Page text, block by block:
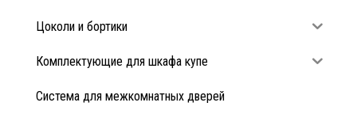
Цоколи и бортики
Комплектующие для шкафа купе
Система для межкомнатных дверей